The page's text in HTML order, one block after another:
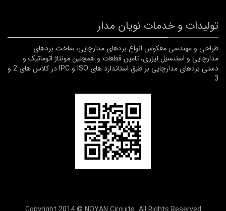
تولیدات و خدمات نویان مدار
طراحی و مهندسی معکوس انواع بردهای مدارچاپی، ساخت بردهای
مدارچاپی و استنسیل لیزری، تامین قطعات و همچنین مونتاژ اتوماتیک و
دستی بردهای مدارچاپی بر طبق استاندارد های ISO و IPC در کلاس های 2 و
3